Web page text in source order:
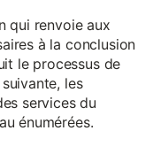
qui renvoie aux
à la conclusion
le processus de
les
services du
énumérées.